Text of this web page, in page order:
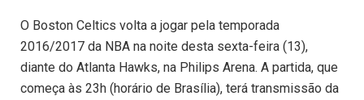
O Boston Celtics volta a jogar pela temporada
2016/2017 da NBA na noite desta sexta-feira (13),
diante do Atlanta Hawks, na Philips Arena. A partida, que
começa às 23h (horário de Brasília), terá transmissão da